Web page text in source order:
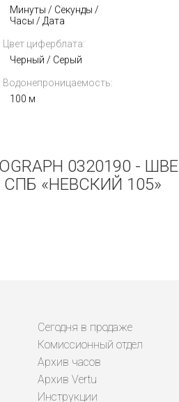
Минуты / Секунды /
Часы / Дата
Цвет циферблата:
Черный / Серый
Водонепроницаемость:
100 м
0320190 -
«НЕВСКИЙ 105»
Сегодня в продаже
Комиссионный отдел
Архив часов
Архив Vertu
Инструкции